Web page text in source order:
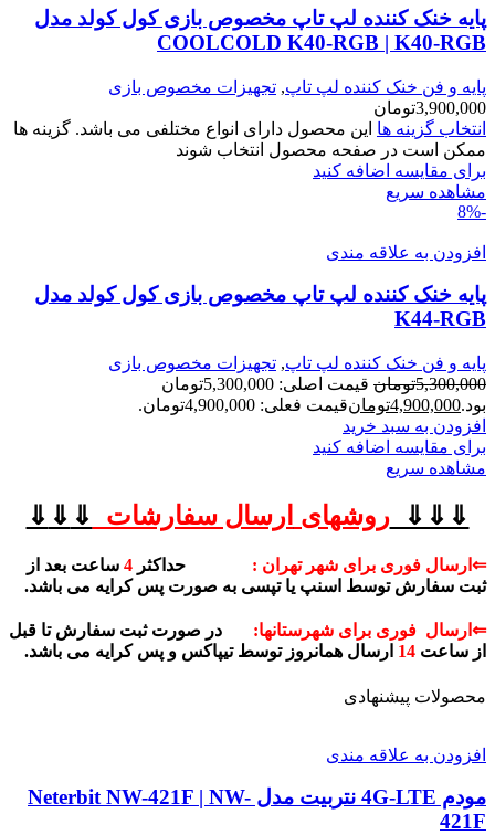
پایه خنک کننده لپ تاپ مخصوص بازی کول کولد مدل
COOLCOLD K40-RGB | K40-RGB
پایه و فن خنک کننده لپ تاپ, تجهیزات مخصوص بازی
3,900,000تومان
انتخاب گزینه ها این محصول دارای انواع مختلفی می باشد. گزینه ها
ممکن است در صفحه محصول انتخاب شوند
برای مقایسه اضافه کنید
مشاهده سریع
-8%
افزودن به علاقه مندی
پایه خنک کننده لپ تاپ مخصوص بازی کول کولد مدل
K44-RGB
پایه و فن خنک کننده لپ تاپ, تجهیزات مخصوص بازی
5,300,000تومان
قیمت اصلی: 5,300,000تومان
بود.4,900,000تومانقیمت فعلی: 4,900,000تومان.
افزودن به سبد خرید
برای مقایسه اضافه کنید
مشاهده سریع
⇓⇓⇓روشهای ارسال سفارشات ⇓
⇓
⇓
⇐ارسال فوری برای شهر تهران : حداکثر 4 ساعت بعد از
ثبت سفارش توسط اسنپ یا تپسی به صورت پس کرایه می باشد.
⇐ارسال فوری برای شهرستانها: در صورت ثبت سفارش تا قبل
از ساعت 14 ارسال همانروز توسط تیپاکس و پس کرایه می باشد.
محصولات پیشنهادی
افزودن به علاقه مندی
مودم 4G-LTE نتربیت مدل Neterbit NW-421F | NW-
421F